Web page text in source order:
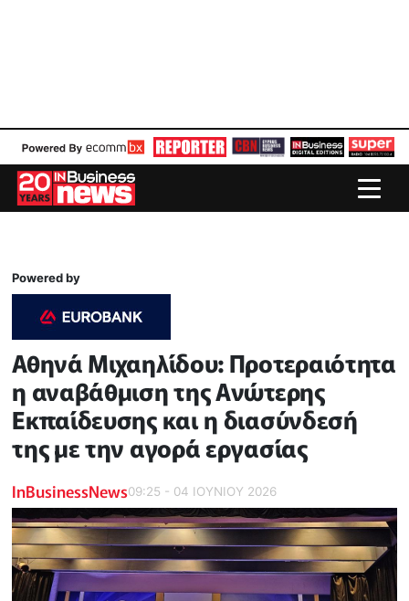
Powered by
Αθηνά Μιχαηλίδου: Προτεραιότητα
η αναβάθμιση της Ανώτερης
Εκπαίδευσης και η διασύνδεσή
της με την αγορά εργασίας
InBusinessNews09:25 - 04 ΙΟΥΝΙΟΥ 2026